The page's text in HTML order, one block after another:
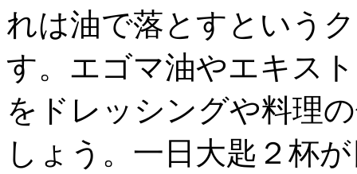
れは油で落とすという
す。エゴマ油やエキス
をドレッシングや料理
しょう。一日大匙２杯